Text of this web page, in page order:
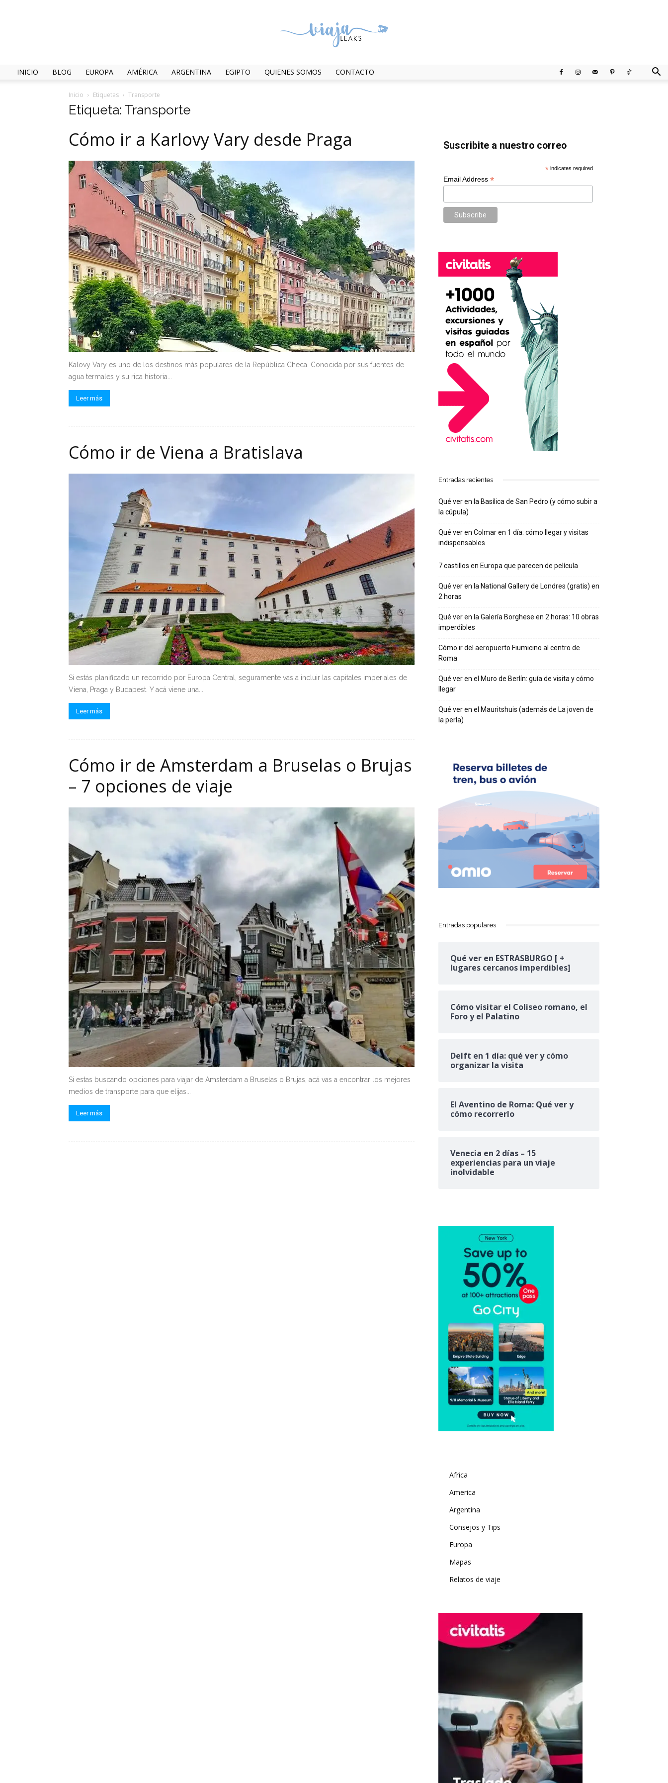
INICIO BLOG EUROPA AMÉRICA ARGENTINA EGIPTO QUIENES SOMOS CONTACTO
Inicio Etiquetas Transporte
Etiqueta: Transporte
Cómo ir a Karlovy Vary desde Praga
Kalovy Vary es uno de los destinos más populares de la República Checa. Conocida por sus fuentes de
agua termales y su rica historia...
Leer más
Cómo ir de Viena a Bratislava
Si estás planificado un recorrido por Europa Central, seguramente vas a incluir las capitales imperiales de
Viena, Praga y Budapest. Y acá viene una...
Leer más
Cómo ir de Amsterdam a Bruselas o Brujas
– 7 opciones de viaje
Si estas buscando opciones para viajar de Amsterdam a Bruselas o Brujas, acá vas a encontrar los mejores
medios de transporte para que elijas...
Leer más
Suscribite a nuestro correo
* indicates required
Email Address *
Entradas recientes
Qué ver en la Basílica de San Pedro (y cómo subir a
la cúpula)
Qué ver en Colmar en 1 día: cómo llegar y visitas
indispensables
7 castillos en Europa que parecen de película
Qué ver en la National Gallery de Londres (gratis) en
2 horas
Qué ver en la Galería Borghese en 2 horas: 10 obras
imperdibles
Cómo ir del aeropuerto Fiumicino al centro de
Roma
Qué ver en el Muro de Berlín: guía de visita y cómo
llegar
Qué ver en el Mauritshuis (además de La joven de
la perla)
Entradas populares
Qué ver en ESTRASBURGO [ +
lugares cercanos imperdibles]
Cómo visitar el Coliseo romano, el
Foro y el Palatino
Delft en 1 día: qué ver y cómo
organizar la visita
El Aventino de Roma: Qué ver y
cómo recorrerlo
Venecia en 2 días – 15
experiencias para un viaje
inolvidable
Africa
America
Argentina
Consejos y Tips
Europa
Mapas
Relatos de viaje